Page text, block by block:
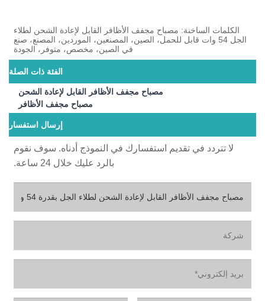
الكلمات الساخنة: مصباح مجفف الأظافر القابل لإعادة الشحن لطلاء
الجل 54 وات قابل للحمل، الصين، المصنعين، الموردين، المصنع، صنع
في الصين، مخصص، متوفر، الجودة
الفئة ذات الصلة
مصباح مجفف الأظافر القابل لإعادة الشحن
مصباح مجفف الأظافر
إرسال استفسار
لا تتردد في تقديم استفسارك في النموذج أدناه. سوف نقوم
بالرد عليك خلال 24 ساعة.